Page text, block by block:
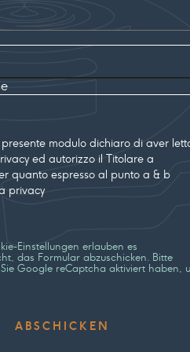
modulo dichiaro di aver
ed autorizzo il Titolare a
quanto espresso al punto a & b
privacy
Einstellungen erlauben es
das Formular abzuschicken. Bitte
Google reCaptcha aktiviert haben,